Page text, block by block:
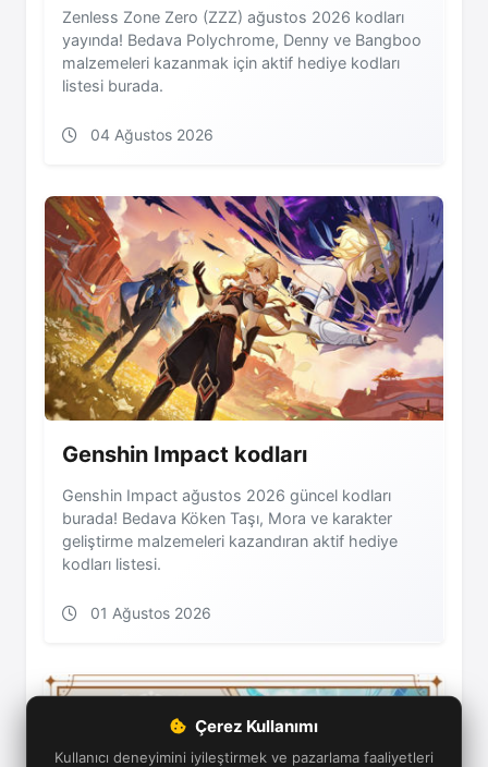
Çerez Kullanımı
Kullanıcı deneyimini iyileştirmek ve pazarlama faaliyetleri
Zenless Zone Zero (ZZZ) ağustos 2026 kodları
yayında! Bedava Polychrome, Denny ve Bangboo
malzemeleri kazanmak için aktif hediye kodları
listesi burada.
04 Ağustos 2026
Genshin Impact kodları
Genshin Impact ağustos 2026 güncel kodları
burada! Bedava Köken Taşı, Mora ve karakter
geliştirme malzemeleri kazandıran aktif hediye
kodları listesi.
01 Ağustos 2026